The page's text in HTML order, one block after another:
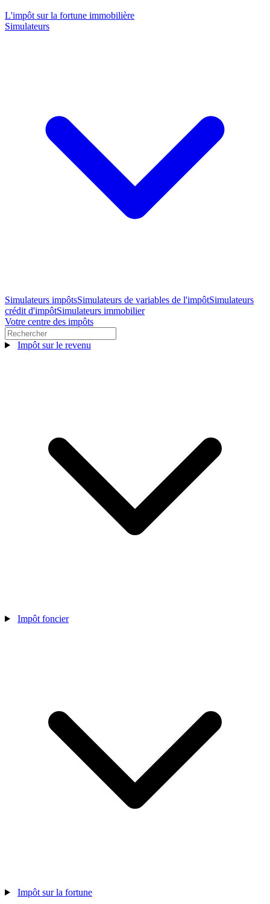
L'impôt sur la fortune immobilière
Simulateurs
Simulateurs impôtsSimulateurs de variables de l'impôtSimulateurs
crédit d'impôtSimulateurs immobilier
Votre centre des impôts
Impôt sur le revenu
Impôt foncier
Impôt sur la fortune